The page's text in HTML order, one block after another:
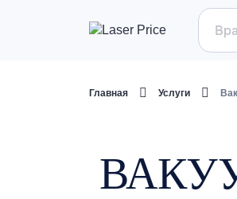
Главная Услуги